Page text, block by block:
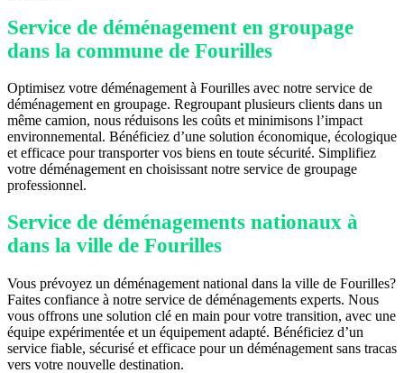
Service de déménagement en groupage
dans la commune de Fourilles
Optimisez votre déménagement à Fourilles avec notre service de
déménagement en groupage. Regroupant plusieurs clients dans un
même camion, nous réduisons les coûts et minimisons l’impact
environnemental. Bénéficiez d’une solution économique, écologique
et efficace pour transporter vos biens en toute sécurité. Simplifiez
votre déménagement en choisissant notre service de groupage
professionnel.
Service de déménagements nationaux à
dans la ville de Fourilles
Vous prévoyez un déménagement national dans la ville de Fourilles?
Faites confiance à notre service de déménagements experts. Nous
vous offrons une solution clé en main pour votre transition, avec une
équipe expérimentée et un équipement adapté. Bénéficiez d’un
service fiable, sécurisé et efficace pour un déménagement sans tracas
vers votre nouvelle destination.